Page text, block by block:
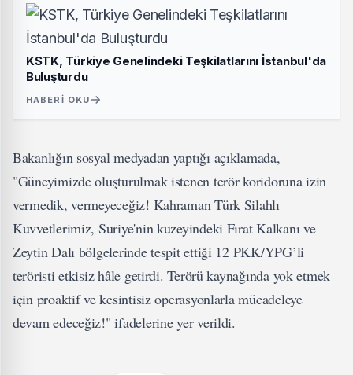
KSTK, Türkiye Genelindeki Teşkilatlarını İstanbul'da
Buluşturdu
HABERI OKU
Bakanlığın sosyal medyadan yaptığı açıklamada,
"Güneyimizde oluşturulmak istenen terör koridoruna izin
vermedik, vermeyeceğiz! Kahraman Türk Silahlı
Kuvvetlerimiz, Suriye'nin kuzeyindeki Fırat Kalkanı ve
Zeytin Dalı bölgelerinde tespit ettiği 12 PKK/YPG’li
teröristi etkisiz hâle getirdi. Terörü kaynağında yok etmek
için proaktif ve kesintisiz operasyonlarla mücadeleye
devam edeceğiz!" ifadelerine yer verildi.